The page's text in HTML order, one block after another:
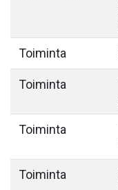
Toiminta
Toiminta
Toiminta
Toiminta